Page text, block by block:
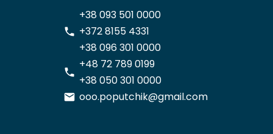
+38 093 501 0000
+372 8155 4331
+38 096 301 0000
+48 72 789 0199
+38 050 301 0000
ooo.poputchik@gmail.com